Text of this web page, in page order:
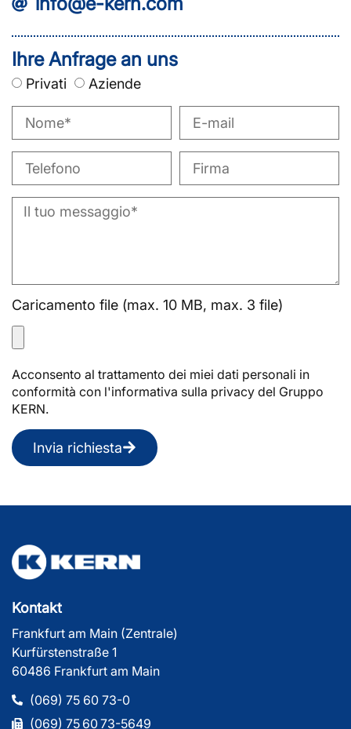
Ihre Anfrage an uns
Privati Aziende
Caricamento file (max. 10 MB, max. 3 file)
Acconsento al trattamento dei miei dati personali in
conformità con l'informativa sulla privacy del Gruppo
KERN.
Invia richiesta
Kontakt
Frankfurt am Main (Zentrale)
Kurfürstenstraße 1
60486 Frankfurt am Main
(069) 75 60 73-0
(069) 75 60 73-5649